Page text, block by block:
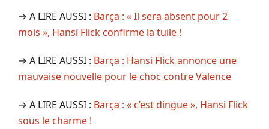
→ A LIRE AUSSI : Barça : « Il sera absent pour 2
mois », Hansi Flick confirme la tuile !
→ A LIRE AUSSI : Barça : Hansi Flick annonce une
mauvaise nouvelle pour le choc contre Valence
→ A LIRE AUSSI : Barça : « c’est dingue », Hansi Flick
sous le charme !